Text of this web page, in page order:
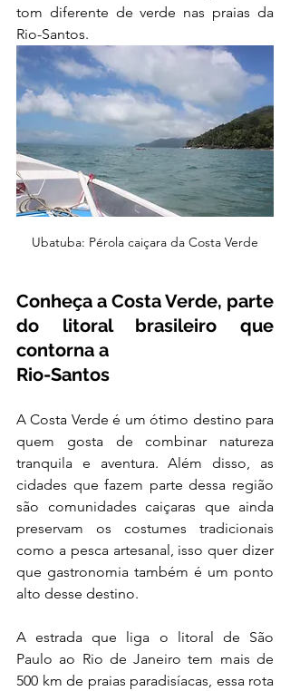
tom diferente de verde nas praias da
Rio-Santos.
Ubatuba: Pérola caiçara da Costa Verde
Conheça a Costa Verde, parte
do litoral brasileiro que
contorna a
Rio-Santos
A Costa Verde é um ótimo destino para
quem gosta de combinar natureza
tranquila e aventura. Além disso, as
cidades que fazem parte dessa região
são comunidades caiçaras que ainda
preservam os costumes tradicionais
como a pesca artesanal, isso quer dizer
que gastronomia também é um ponto
alto desse destino.
A estrada que liga o litoral de São
Paulo ao Rio de Janeiro tem mais de
500 km de praias paradisíacas, essa rota